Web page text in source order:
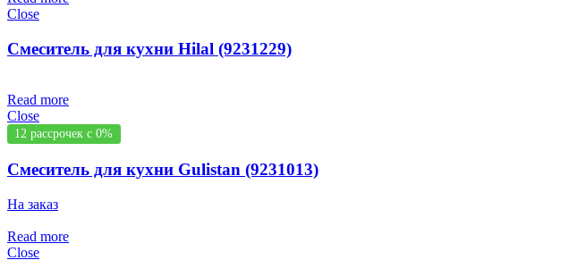
Close
Смеситель для кухни Hilal (9231229)
Read more
Close
12 рассрочек с 0%
Смеситель для кухни Gulistan (9231013)
На заказ
Read more
Close